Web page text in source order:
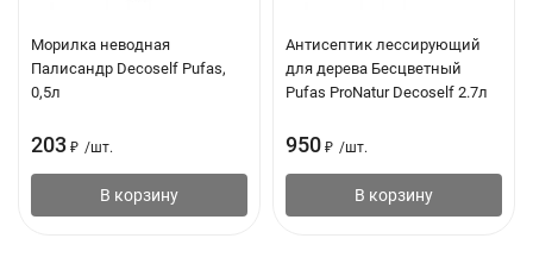
Морилка неводная
Палисандр Decoself Pufas,
0,5л
203 ₽ /шт.
В корзину
Антисептик лессирующий
для дерева Бесцветный
Pufas ProNatur Decoself 2.7л
950 ₽ /шт.
В корзину